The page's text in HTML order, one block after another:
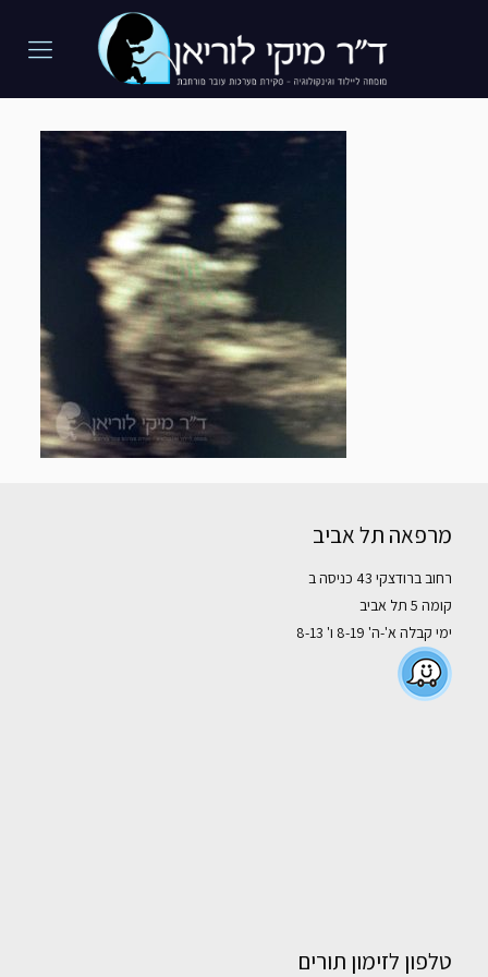
מרפאה תל אביב
רחוב ברודצקי 43 כניסה ב
קומה 5 תל אביב
ימי קבלה א'-ה' 8-19 ו' 8-13
טלפון לזימון תורים